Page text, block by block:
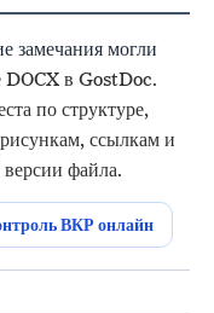
замечания могли
DOCX в GostDoc.
по структуре,
ссылкам и
файла.
ВКР онлайн